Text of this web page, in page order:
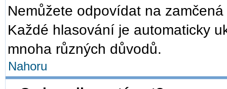
Nemůžete odpovídat na
Každé hlasování je automaticky
mnoha různých důvodů.
Nahoru